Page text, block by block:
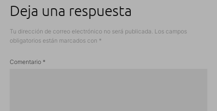
Deja una respuesta
Tu dirección de correo electrónico no será publicada. Los campos
obligatorios están marcados con *
Comentario *